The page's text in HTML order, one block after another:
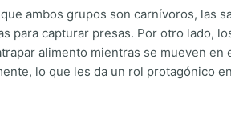
ambos grupos son carnívoros, las
para capturar presas. Por otro lado,
alimento mientras se mueven en
lo que les da un rol protagónico